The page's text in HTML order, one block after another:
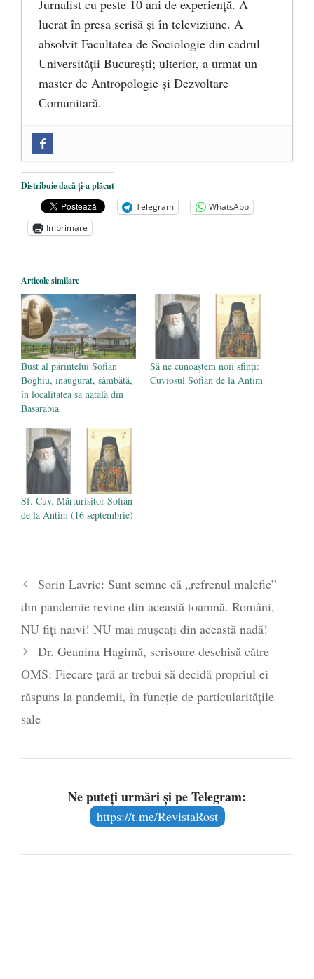
Jurnalist cu peste 10 ani de experiență. A
lucrat în presa scrisă și în televiziune. A
absolvit Facultatea de Sociologie din cadrul
Universității București; ulterior, a urmat un
master de Antropologie și Dezvoltare
Comunitară.
Mănăstirea „Sfânta Ana” Rohia. Părintele
Nicolae Steinhardt, comemorat la 102 ani
de la naștere - 29 iulie 2024
„Carnea cultivată” în laborator, tot mai
comercializare în UE
Părintele mărturisitor Constantin
Voicescu, pomenit, duminică, la
Mănăstirea Cernica - 27 iulie 2024
Distribuie dacă ți-a plăcut
Telegram
WhatsApp
Imprimare
Articole similare
Bust al părintelui Sofian
Boghiu, inaugurat, sâmbătă,
în localitatea sa natală din
Basarabia
Să ne cunoaștem noii sfinți:
Cuviosul Sofian de la Antim
Sf. Cuv. Mărturisitor Sofian
de la Antim (16 septembrie)
Sorin Lavric: Sunt semne că „refrenul malefic”
din pandemie revine din această toamnă. Români,
NU fiți naivi! NU mai mușcați din această nadă!
Dr. Geanina Hagimă, scrisoare deschisă către
OMS: Fiecare țară ar trebui să decidă propriul ei
răspuns la pandemii, în funcție de particularitățile
sale
Ne puteți urmări și pe Telegram:
https://t.me/RevistaRost